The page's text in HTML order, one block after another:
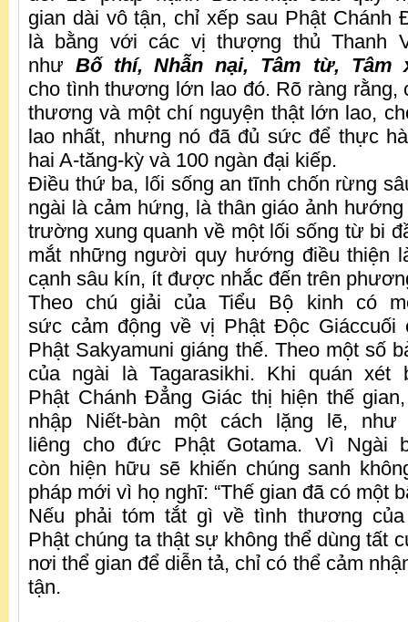
gian dài vô tận, chỉ xếp sau Phật Chánh
là bằng với các vị thượng thủ Thanh
như Bố thí, Nhẫn nại, Tâm từ, Tâm
cho tình thương lớn lao đó. Rõ ràng rằng,
thương và một chí nguyện thật lớn lao,
lao nhất, nhưng nó đã đủ sức để thực
hai A-tăng-kỳ và 100 ngàn đại kiếp.
Điều thứ ba, lối sống an tĩnh chốn rừng
ngài là cảm hứng, là thân giáo ảnh
trường xung quanh về một lối sống từ bi
mắt những người quy hướng điều thiện
cạnh sâu kín, ít được nhắc đến trên
Theo chú giải của Tiểu Bộ kinh có
sức cảm động về vị Phật Độc
Phật Sakyamuni giáng thế. Theo một số
của ngài là Tagarasikhi. Khi quán
Phật Chánh Đẳng Giác thị hiện thế
nhập Niết-bàn một cách lặng lẽ, như
liêng cho đức Phật Gotama. Vì Ngài
còn hiện hữu sẽ khiến chúng sanh
pháp mới vì họ nghĩ: “Thế gian đã có một
Nếu phải tóm tắt gì về tình thương
Phật chúng ta thật sự không thể dùng tất
nơi thể gian để diễn tả, chỉ có thể cảm
tận.